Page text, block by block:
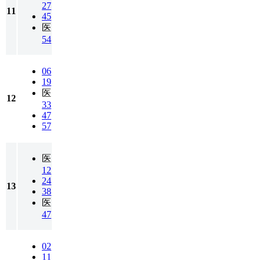
11
27
45
医
54
12
06
19
医
33
47
57
13
医
12
24
38
医
47
02
11